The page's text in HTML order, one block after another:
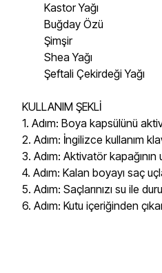
Kastor Yağı
Buğday Özü
Şimşir
Shea Yağı
Şeftali Çekirdeği Yağı
KULLANIM ŞEKLİ
1. Adım: Boya kapsülünü
2. Adım: İngilizce kullanım
3. Adım: Aktivatör
4. Adım: Kalan boyayı saç
5. Adım: Saçlarınızı su ile
6. Adım: Kutu içeriğinden